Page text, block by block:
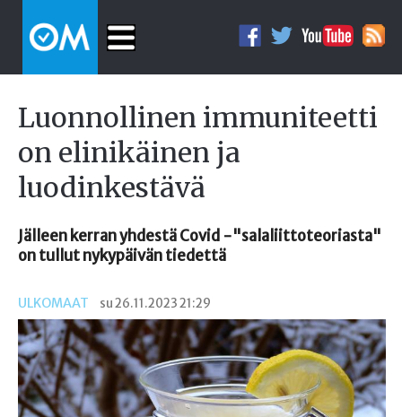
Luonnollinen immuniteetti
on elinikäinen ja
luodinkestävä
Jälleen kerran yhdestä Covid -"salaliittoteoriasta"
on tullut nykypäivän tiedettä
ULKOMAAT su 26.11.2023 21:29